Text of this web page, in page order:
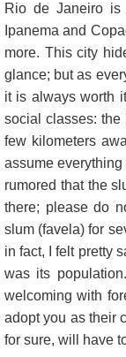
Langue
Rio de Janeiro is
Ipanema and
more. This city
glance; but as
it is always worth
social classes:
few kilometers
assume
rumored that the
there; please do
slum (favela) for
in fact, I felt pretty
was its
welcoming with
adopt you as their
for sure, will have